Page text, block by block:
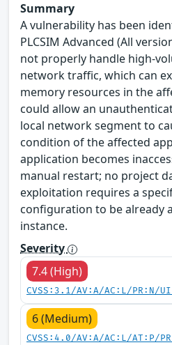
Summary
A vulnerability has been
PLCSIM Advanced (All
not properly handle high-
network traffic, which can
memory resources in the
could allow an
local network segment to
condition of the affected
application becomes
manual restart; no project
exploitation requires a
configuration to be already
instance.
Severity
7.4 (High)
CVSS:3.1/AV:A/AC:L/PR:N/
6 (Medium)
CVSS:4.0/AV:A/AC:L/AT:P/